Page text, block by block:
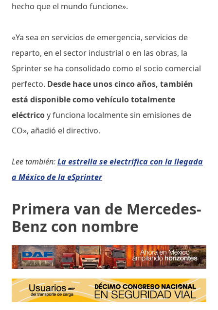
hecho que el mundo funcione».
«Ya sea en servicios de emergencia, servicios de
reparto, en el sector industrial o en las obras, la
Sprinter se ha consolidado como el socio comercial
perfecto. Desde hace unos cinco años, también
está disponible como vehículo totalmente
eléctricoy funciona localmente sin emisiones de
CO», añadió el directivo.
Lee también:La estrella se electrifica con la llegada
a México de la eSprinter
Primera van de Mercedes-
Benz con nombre